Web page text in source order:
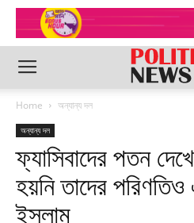
Home অন্যান্য দল
অন্যান্য দল
ফ্যাসিবাদের পতন
হয়নি তাদের
ইসলাম